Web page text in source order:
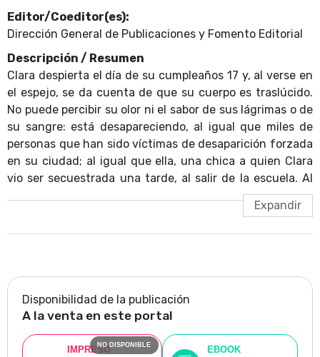
Editor/Coeditor(es):
Dirección General de Publicaciones y Fomento Editorial
Descripción / Resumen
Clara despierta el día de su cumpleaños 17 y, al verse en
el espejo, se da cuenta de que su cuerpo es traslúcido.
No puede percibir su olor ni el sabor de sus lágrimas o de
su sangre: está desapareciendo, al igual que miles de
personas que han sido víctimas de desaparición forzada
en su ciudad; al igual que ella, una chica a quien Clara
vio ser secuestrada una tarde, al salir de la escuela. Al
verse a sí misma como un turbio fantasma, la
protagonista comienza a plantearse muchas preguntas,
Premio Universo de Letras, a decir del jurado, "es una
novela que mantiene el sentido del humor en un
contexto emotivo sin perder una mirada crítica de la
realidad".
Disponibilidad de la publicación
A la venta en este portal
IMPRESONO DISPONIBLE EBOOK